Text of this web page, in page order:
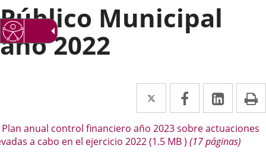
Público Municipal
año 2022
Twitter
Enlace
a
una
aplicación
Facebook
Enlace
a
una
aplicación
Enlace
a
una
Plan anual control financiero año 2023 sobre actuaciones
a cabo en el ejercicio 2022(1.5 MB) (17 páginas)